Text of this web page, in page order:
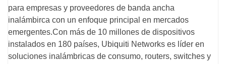
para empresas y proveedores de banda ancha
inalámbirca con un enfoque principal en mercados
emergentes.Con más de 10 millones de dispositivos
instalados en 180 países, Ubiquiti Networks es líder en
soluciones inalámbricas de consumo, routers, switches y